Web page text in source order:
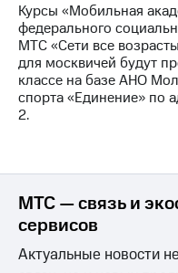
Курсы «Мобильная
федерального
МТС «Сети все
для москвичей будут
классе на базе АНО
спорта «Единение» по
2.
МТС — связь и
сервисов
Актуальные новости